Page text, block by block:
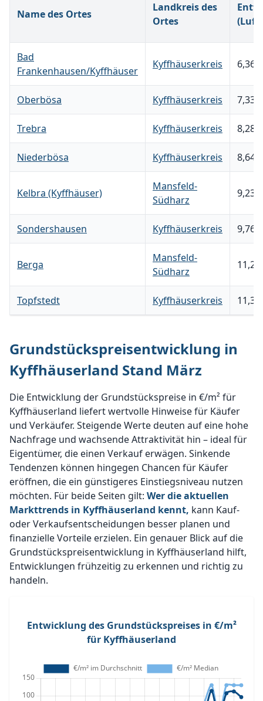
Name des Ortes
Landkreis des
Ortes
Bad
Frankenhausen/Kyffhäuser
Kyffhäuserkreis
Oberbösa Kyffhäuserkreis
Trebra Kyffhäuserkreis
Niederbösa Kyffhäuserkreis
Kelbra (Kyffhäuser)
Mansfeld-
Südharz
Sondershausen Kyffhäuserkreis
Berga
Mansfeld-
Südharz
Topfstedt Kyffhäuserkreis
Grundstückspreisentwicklung in
Kyffhäuserland Stand März
Die Entwicklung der Grundstückspreise in €/m² für
Kyffhäuserland liefert wertvolle Hinweise für Käufer
und Verkäufer. Steigende Werte deuten auf eine hohe
Nachfrage und wachsende Attraktivität hin – ideal für
Eigentümer, die einen Verkauf erwägen. Sinkende
Tendenzen können hingegen Chancen für Käufer
eröffnen, die ein günstigeres Einstiegsniveau nutzen
möchten. Für beide Seiten gilt: Wer die aktuellen
Markttrends in Kyffhäuserland kennt, kann Kauf-
oder Verkaufsentscheidungen besser planen und
finanzielle Vorteile erzielen. Ein genauer Blick auf die
Grundstückspreisentwicklung in Kyffhäuserland hilft,
Entwicklungen frühzeitig zu erkennen und richtig zu
handeln.
Entwicklung des Grundstückspreises in €/m²
für Kyffhäuserland